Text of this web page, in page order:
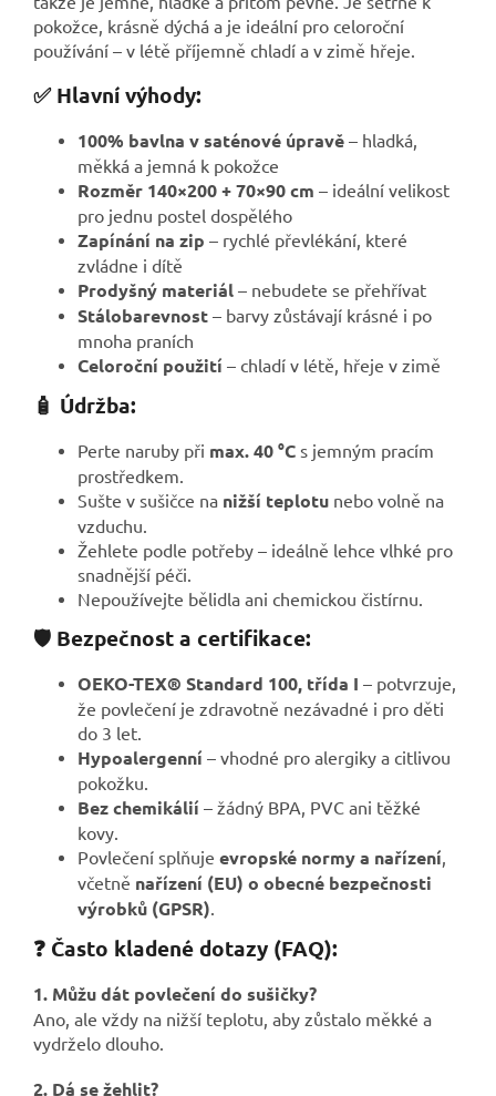
pokožce, krásně dýchá a je ideální pro celoroční
používání – v létě příjemně chladí a v zimě hřeje.
✅ Hlavní výhody:
100% bavlna v saténové úpravě – hladká,
měkká a jemná k pokožce
Rozměr 140×200 + 70×90 cm – ideální velikost
pro jednu postel dospělého
Zapínání na zip – rychlé převlékání, které
zvládne i dítě
Prodyšný materiál – nebudete se přehřívat
Stálobarevnost – barvy zůstávají krásné i po
mnoha praních
Celoroční použití – chladí v létě, hřeje v zimě
🧴 Údržba:
Perte naruby při max. 40 °C s jemným pracím
prostředkem.
Sušte v sušičce na nižší teplotu nebo volně na
vzduchu.
Žehlete podle potřeby – ideálně lehce vlhké pro
snadnější péči.
Nepoužívejte bělidla ani chemickou čistírnu.
🛡️ Bezpečnost a certifikace:
OEKO-TEX® Standard 100, třída I – potvrzuje,
že povlečení je zdravotně nezávadné i pro děti
do 3 let.
Hypoalergenní – vhodné pro alergiky a citlivou
pokožku.
Bez chemikálií – žádný BPA, PVC ani těžké
kovy.
Povlečení splňuje evropské normy a nařízení,
včetně nařízení (EU) o obecné bezpečnosti
výrobků (GPSR).
❓ Často kladené dotazy (FAQ):
1. Můžu dát povlečení do sušičky?
Ano, ale vždy na nižší teplotu, aby zůstalo měkké a
vydrželo dlouho.
2. Dá se žehlit?